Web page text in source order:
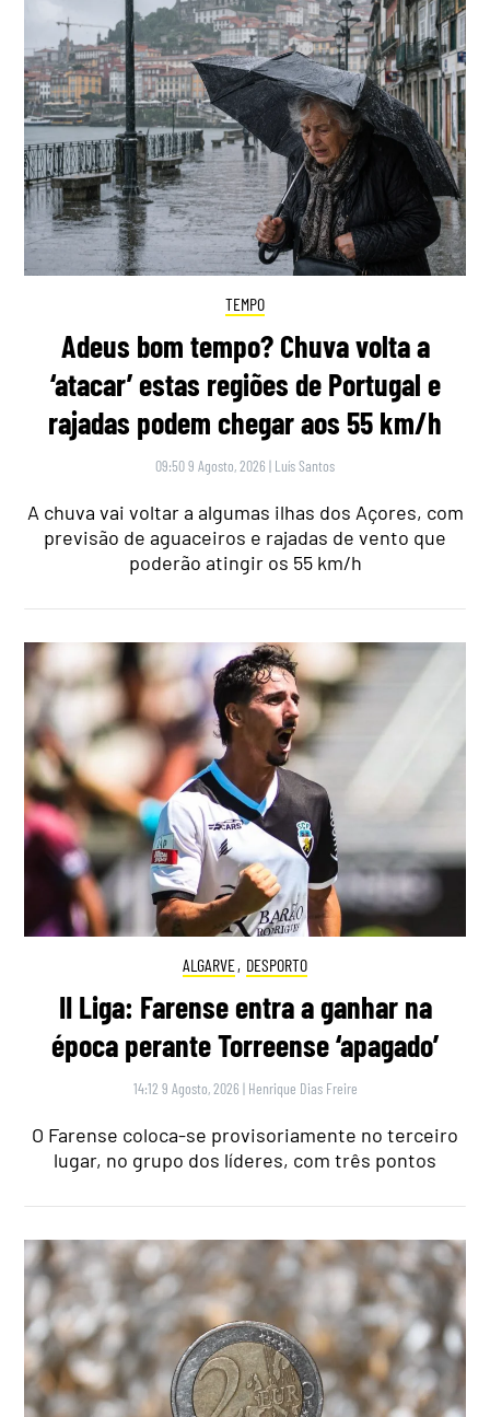
TEMPO
Adeus bom tempo? Chuva volta a
‘atacar’ estas regiões de Portugal e
rajadas podem chegar aos 55 km/h
09:50 9 Agosto, 2026 | Luís Santos
A chuva vai voltar a algumas ilhas dos Açores, com
previsão de aguaceiros e rajadas de vento que
poderão atingir os 55 km/h
ALGARVE, DESPORTO
II Liga: Farense entra a ganhar na
época perante Torreense ‘apagado’
14:12 9 Agosto, 2026 | Henrique Dias Freire
O Farense coloca-se provisoriamente no terceiro
lugar, no grupo dos líderes, com três pontos